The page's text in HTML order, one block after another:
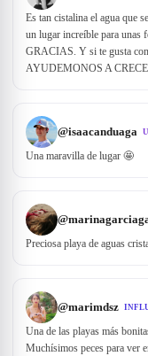
Es tan cistalina el agua que
un lugar increíble para
GRACIAS. Y si te gusta
AYUDEMONOS A
@isaacanduaga
Una maravilla de lugar 🤩
@
Preciosa playa de aguas
@marimdsz
Una de las playas más
Muchísimos peces para ver